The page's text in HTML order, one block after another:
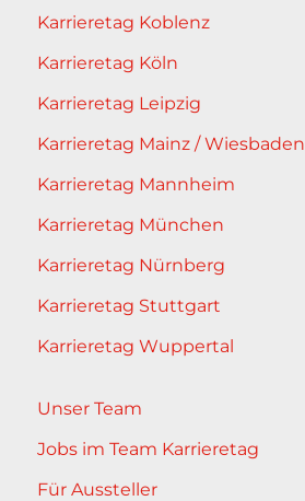
Karrieretag Koblenz
Karrieretag Köln
Karrieretag Leipzig
Karrieretag Mainz / Wiesbaden
Karrieretag Mannheim
Karrieretag München
Karrieretag Nürnberg
Karrieretag Stuttgart
Karrieretag Wuppertal
Unser Team
Jobs im Team Karrieretag
Für Aussteller